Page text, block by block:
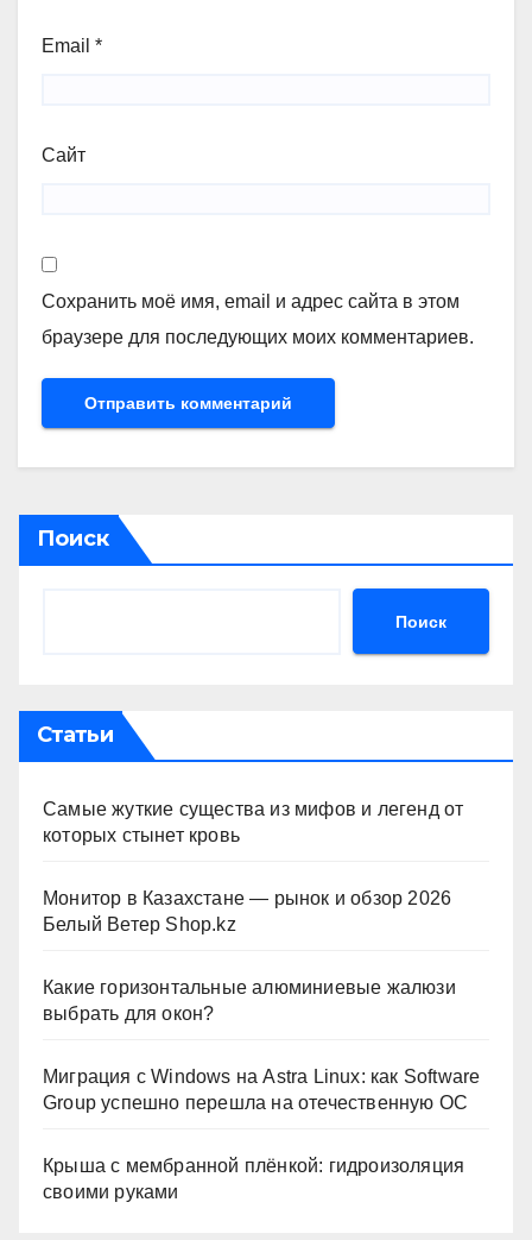
Email *
Сайт
Сохранить моё имя, email и адрес сайта в этом
браузере для последующих моих комментариев.
Поиск
Поиск
Статьи
Самые жуткие существа из мифов и легенд от
которых стынет кровь
Монитор в Казахстане — рынок и обзор 2026
Белый Ветер Shop.kz
Какие горизонтальные алюминиевые жалюзи
выбрать для окон?
Миграция с Windows на Astra Linux: как Software
Group успешно перешла на отечественную ОС
Крыша с мембранной плёнкой: гидроизоляция
своими руками